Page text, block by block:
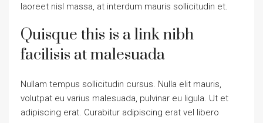
laoreet nisl massa, at interdum mauris sollicitudin et.
Quisque this is a link nibh
facilisis at malesuada
Nullam tempus sollicitudin cursus. Nulla elit mauris,
volutpat eu varius malesuada, pulvinar eu ligula. Ut et
adipiscing erat. Curabitur adipiscing erat vel libero